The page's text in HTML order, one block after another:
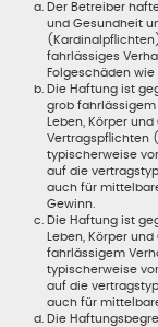
Der Betreiber
und Gesundheit
fahrlässiges
Folgeschäden
Die Haftung ist
grob fahrlässigem
Leben, Körper
Vertragspflichten
typischerweise
auf die
auch für
Gewinn.
Die Haftung ist
Leben, Körper
fahrlässigem
typischerweise
auf die
auch für
Die